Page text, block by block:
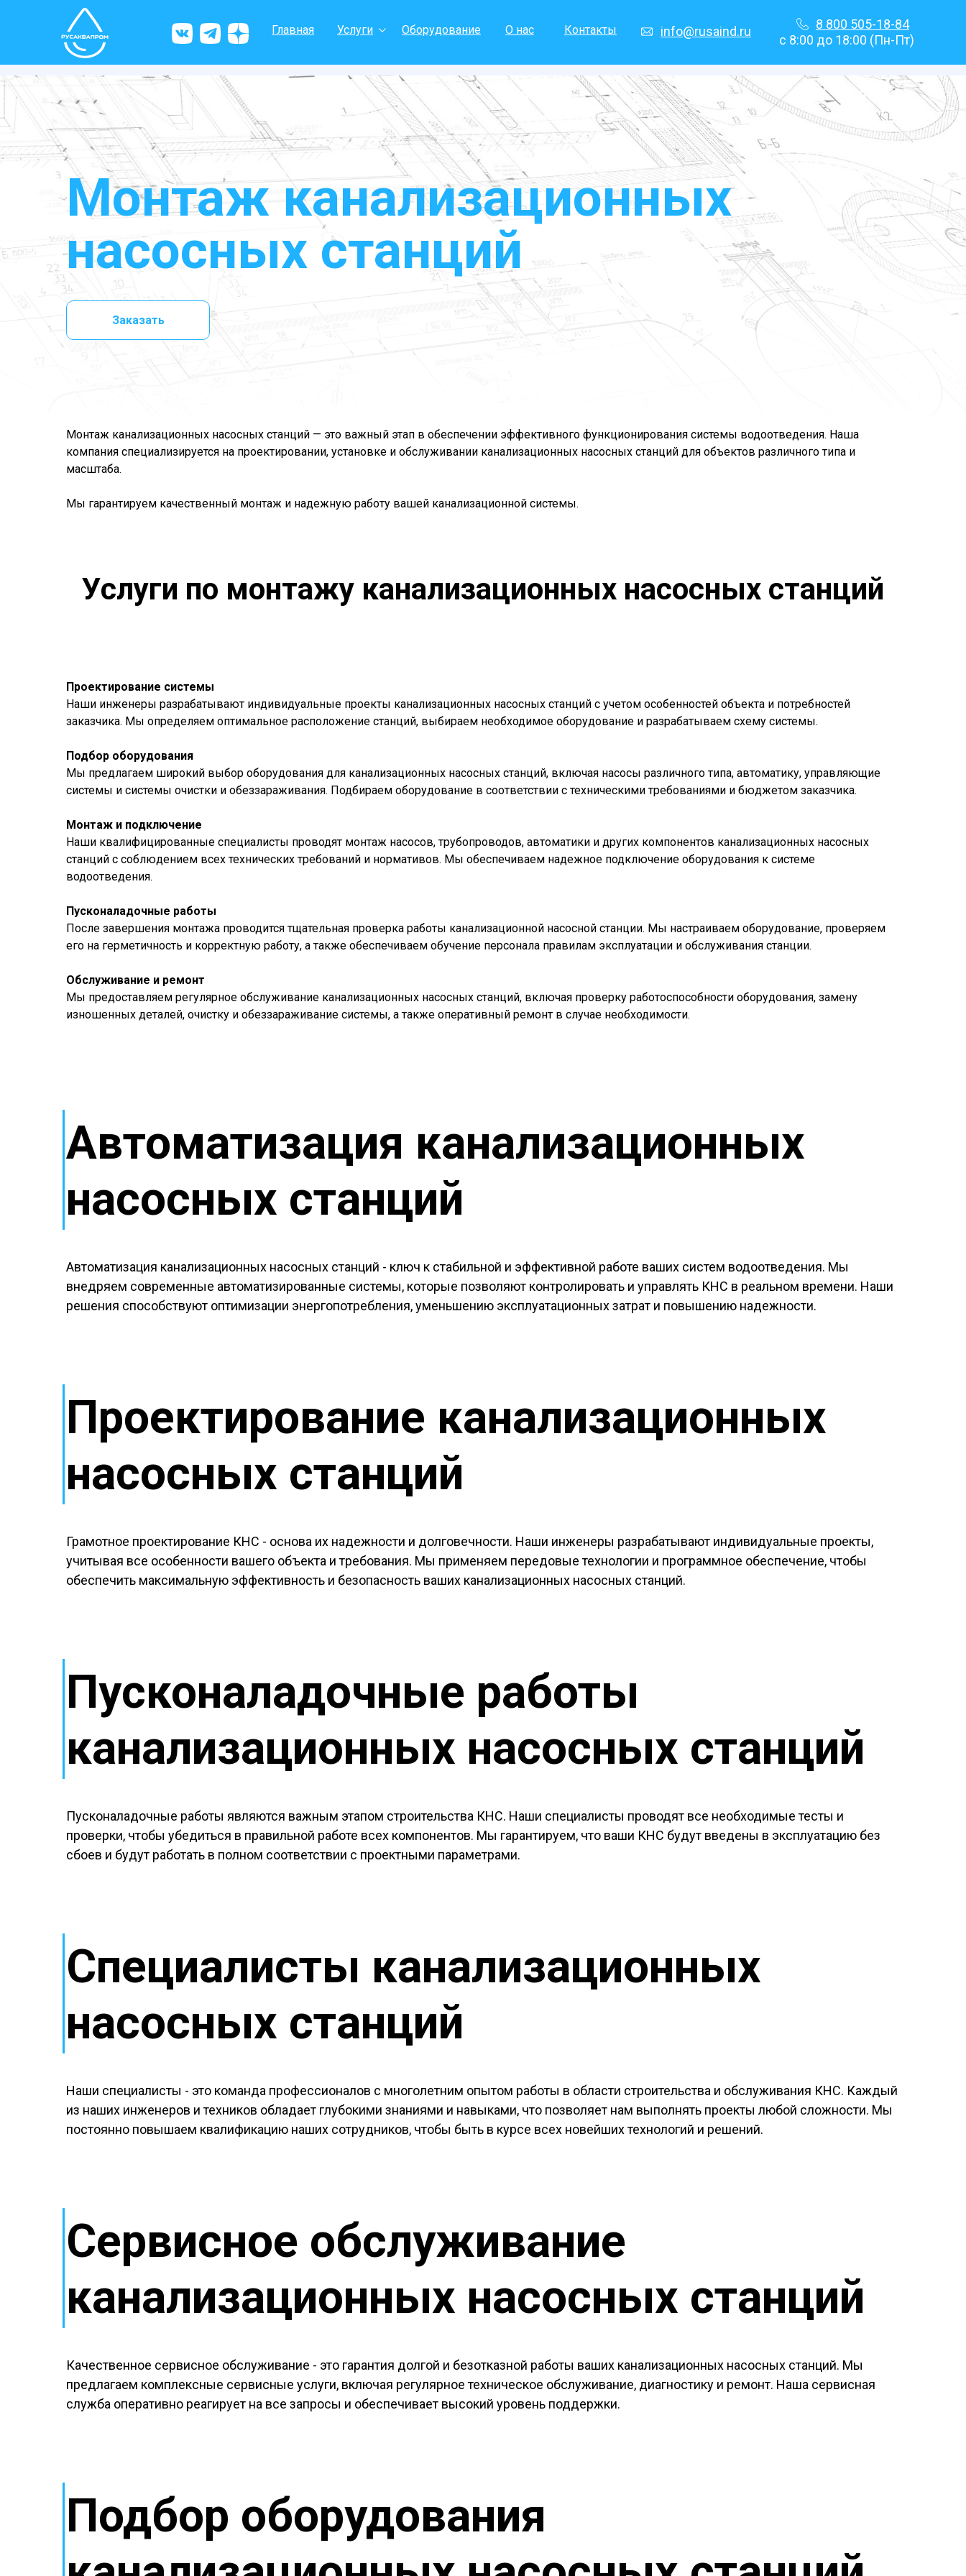
Оборудование
Главная О нас Контакты
Услуги 8 800 505-18-84
info@rusaind.ru
с 8:00 до 18:00 (Пн-Пт)
Монтаж канализационных
насосных станций
Заказать
Монтаж канализационных насосных станций — это важный этап в обеспечении эффективного функционирования системы водоотведения. Наша
компания специализируется на проектировании, установке и обслуживании канализационных насосных станций для объектов различного типа и
масштаба.
Мы гарантируем качественный монтаж и надежную работу вашей канализационной системы.
Услуги по монтажу канализационных насосных станций
Проектирование системы
Наши инженеры разрабатывают индивидуальные проекты канализационных насосных станций с учетом особенностей объекта и потребностей
заказчика. Мы определяем оптимальное расположение станций, выбираем необходимое оборудование и разрабатываем схему системы.
Подбор оборудования
Мы предлагаем широкий выбор оборудования для канализационных насосных станций, включая насосы различного типа, автоматику, управляющие
системы и системы очистки и обеззараживания. Подбираем оборудование в соответствии с техническими требованиями и бюджетом заказчика.
Монтаж и подключение
Наши квалифицированные специалисты проводят монтаж насосов, трубопроводов, автоматики и других компонентов канализационных насосных
станций с соблюдением всех технических требований и нормативов. Мы обеспечиваем надежное подключение оборудования к системе
водоотведения.
Пусконаладочные работы
После завершения монтажа проводится тщательная проверка работы канализационной насосной станции. Мы настраиваем оборудование, проверяем
его на герметичность и корректную работу, а также обеспечиваем обучение персонала правилам эксплуатации и обслуживания станции.
Обслуживание и ремонт
Мы предоставляем регулярное обслуживание канализационных насосных станций, включая проверку работоспособности оборудования, замену
изношенных деталей, очистку и обеззараживание системы, а также оперативный ремонт в случае необходимости.
Автоматизация канализационных
насосных станций
Автоматизация канализационных насосных станций - ключ к стабильной и эффективной работе ваших систем водоотведения. Мы
внедряем современные автоматизированные системы, которые позволяют контролировать и управлять КНС в реальном времени. Наши
решения способствуют оптимизации энергопотребления, уменьшению эксплуатационных затрат и повышению надежности.
Проектирование канализационных
насосных станций
Грамотное проектирование КНС - основа их надежности и долговечности. Наши инженеры разрабатывают индивидуальные проекты,
учитывая все особенности вашего объекта и требования. Мы применяем передовые технологии и программное обеспечение, чтобы
обеспечить максимальную эффективность и безопасность ваших канализационных насосных станций.
Пусконаладочные работы
канализационных насосных станций
Пусконаладочные работы являются важным этапом строительства КНС. Наши специалисты проводят все необходимые тесты и
проверки, чтобы убедиться в правильной работе всех компонентов. Мы гарантируем, что ваши КНС будут введены в эксплуатацию без
сбоев и будут работать в полном соответствии с проектными параметрами.
Специалисты канализационных
насосных станций
Наши специалисты - это команда профессионалов с многолетним опытом работы в области строительства и обслуживания КНС. Каждый
из наших инженеров и техников обладает глубокими знаниями и навыками, что позволяет нам выполнять проекты любой сложности. Мы
постоянно повышаем квалификацию наших сотрудников, чтобы быть в курсе всех новейших технологий и решений.
Сервисное обслуживание
канализационных насосных станций
Качественное сервисное обслуживание - это гарантия долгой и безотказной работы ваших канализационных насосных станций. Мы
предлагаем комплексные сервисные услуги, включая регулярное техническое обслуживание, диагностику и ремонт. Наша сервисная
служба оперативно реагирует на все запросы и обеспечивает высокий уровень поддержки.
Подбор оборудования